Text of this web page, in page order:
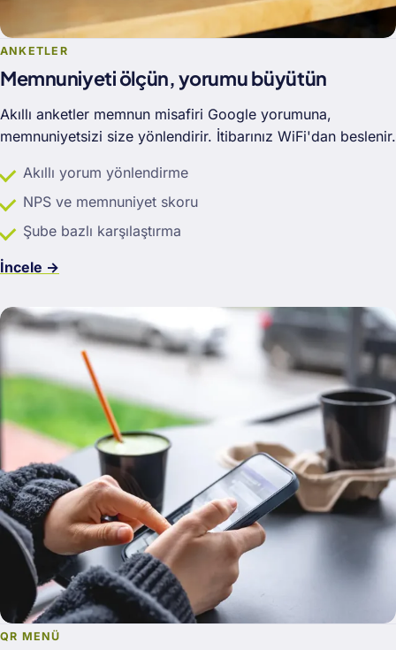
ANKETLER
Memnuniyeti ölçün, yorumu büyütün
Akıllı anketler memnun misafiri Google yorumuna,
memnuniyetsizi size yönlendirir. İtibarınız WiFi'dan beslenir.
Akıllı yorum yönlendirme
NPS ve memnuniyet skoru
Şube bazlı karşılaştırma
İncele →
QR MENÜ